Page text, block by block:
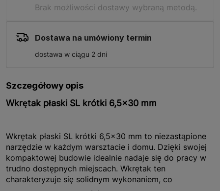
Brak możliwości dostawy wybraną metodą.
Dostawa na umówiony termin
dostawa w ciągu 2 dni
Szczegółowy opis
Wkrętak płaski SL krótki 6,5x30 mm
Wkrętak płaski SL krótki 6,5x30 mm to niezastąpione
narzędzie w każdym warsztacie i domu. Dzięki swojej
kompaktowej budowie idealnie nadaje się do pracy w
trudno dostępnych miejscach. Wkrętak ten
charakteryzuje się solidnym wykonaniem, co